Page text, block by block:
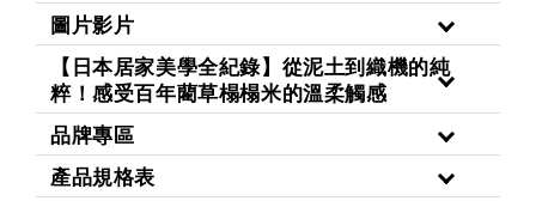
圖片影片
【日本居家美學全紀錄】從泥土到織機的純
粹！感受百年藺草榻榻米的溫柔觸感
品牌專區
產品規格表